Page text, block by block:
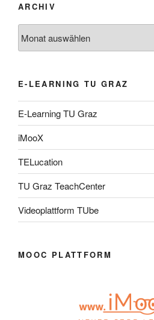
ARCHIV
E-LEARNING TU GRAZ
E-Learning TU Graz
iMooX
TELucation
TU Graz TeachCenter
Videoplattform TUbe
MOOC PLATTFORM